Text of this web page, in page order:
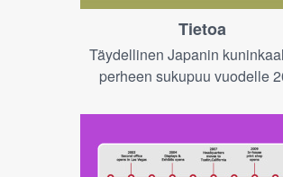
Tietoa
Täydellinen Japanin
perheen sukupuu vuodelle